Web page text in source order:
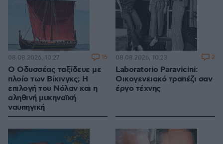
Ο Οδυσσέας ταξίδευε με
πλοίο των Βίκινγκς; Η
επιλογή του Νόλαν και η
αληθινή μυκηναϊκή
ναυπηγική
08.08.2026, 10:27 15
Laboratorio Paravicini:
Οικογενειακό τραπέζι σαν
έργο τέχνης
08.08.2026, 10:23 2